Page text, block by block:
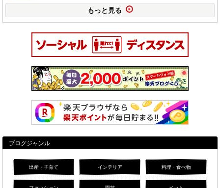
もっと見る
ブログジャンル
出産・子育て インテリア 料理・食べ物